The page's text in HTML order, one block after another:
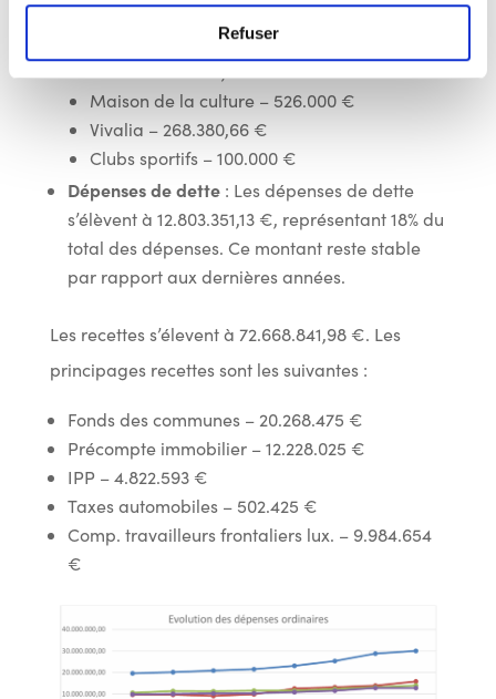
Refuser
(augmentation de 5%)
RCA – 848.434,60 €
Maison de la culture – 526.000 €
Vivalia – 268.380,66 €
Clubs sportifs – 100.000 €
Dépenses de dette: Les dépenses de dette
s’élèvent à 12.803.351,13 €, représentant 18% du
total des dépenses. Ce montant reste stable
par rapport aux dernières années.
Les recettes s’élevent à 72.668.841,98 €. Les
principages recettes sont les suivantes :
Fonds des communes – 20.268.475 €
Précompte immobilier – 12.228.025 €
IPP – 4.822.593 €
Taxes automobiles – 502.425 €
Comp. travailleurs frontaliers lux. – 9.984.654
€